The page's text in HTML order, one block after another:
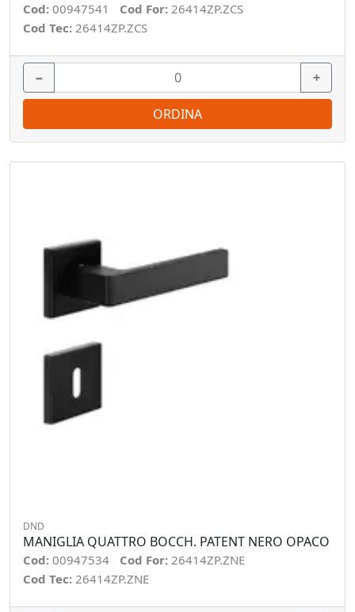
Cod: 00947541 Cod For: 26414ZP.ZCS
Cod Tec: 26414ZP.ZCS
− +
ORDINA
DND
MANIGLIA QUATTRO BOCCH. PATENT NERO OPACO
Cod: 00947534 Cod For: 26414ZP.ZNE
Cod Tec: 26414ZP.ZNE